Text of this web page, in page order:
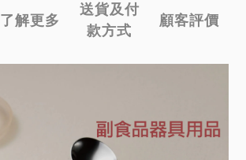
了解更多
送貨及付
款方式
顧客評價